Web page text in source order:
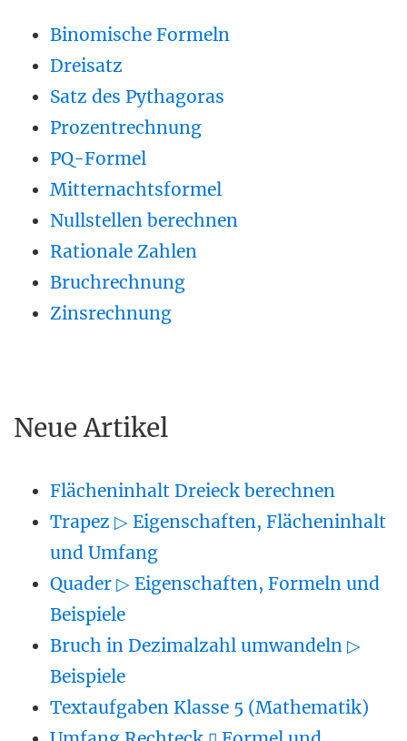
Binomische Formeln
Dreisatz
Satz des Pythagoras
Prozentrechnung
PQ-Formel
Mitternachtsformel
Nullstellen berechnen
Rationale Zahlen
Bruchrechnung
Zinsrechnung
Neue Artikel
Flächeninhalt Dreieck berechnen
Trapez ▷ Eigenschaften, Flächeninhalt
und Umfang
Quader ▷ Eigenschaften, Formeln und
Beispiele
Bruch in Dezimalzahl umwandeln ▷
Beispiele
Textaufgaben Klasse 5 (Mathematik)